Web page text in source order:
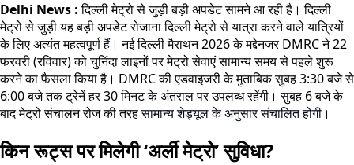
Delhi News :दिल्ली मेट्रो से जुड़ी बड़ी अपडेट सामने आ रही है। दिल्ली
मेट्रो से जुड़ी यह बड़ी अपडेट रोजाना दिल्ली मेट्रो से यात्रा करने वाले यात्रियों
के लिए अत्यंत महत्वपूर्णहैं।नई दिल्ली मैराथन 2026 के मद्देनजर DMRC ने 22
फरवरी (रविवार) को चुनिंदा लाइनों पर मेट्रो सेवाएं सामान्य समय से पहले शुरू
करने का फैसला किया है। DMRC की एडवाइजरी के मुताबिक सुबह 3:30 बजे से
6:00 बजे तक ट्रेनें हर 30 मिनट के अंतराल पर उपलब्ध रहेंगी। सुबह 6 बजे के
बाद मेट्रो संचालन रोज की तरहसामान्य शेड्यूल के अनुसार संचालित होंगी।
किन रूट्स पर मिलेगी ‘अर्ली मेट्रो’ सुविधा?